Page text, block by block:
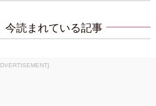
今読まれている記事